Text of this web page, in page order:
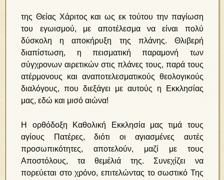
της Θείας Χάριτος και ως εκ τούτου την παγίωση
του εγωισμού, με αποτέλεσμα να είναι πολύ
δύσκολη η αποκήρυξη της πλάνης. Θλιβερή
διαπίστωση, η πεισματική παραμονή των
σύγχρονων αιρετικών στις πλάνες τους, παρά τους
ατέρμονους και αναποτελεσματικούς θεολογικούς
διαλόγους, που διεξάγει με αυτούς η Εκκλησίας
μας, εδώ και μισό αιώνα!
Η ορθόδοξη Καθολική Εκκλησία μας τιμά τους
αγίους Πατέρες, διότι οι αγιασμένες αυτές
προσωπικότητες, αποτελούν, μαζί με τους
Αποστόλους, τα θεμέλιά της. Συνεχίζει να
πορεύεται στο χρόνο, επιτελώντας το σωστικό Της